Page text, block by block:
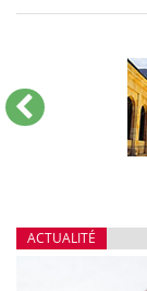
ACTUALITÉ